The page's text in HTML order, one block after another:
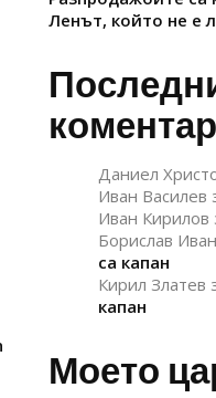
Ленът, който не е
Даниел
Иван Василев
Иван Кирилов
Борислав
са капан
Кирил Златев
капан
Моето